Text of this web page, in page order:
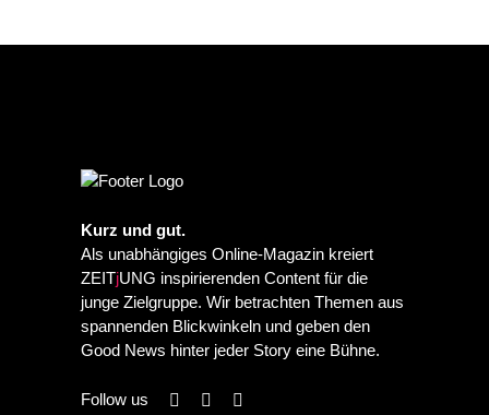
Kurz und gut.
Als unabhängiges Online-Magazin kreiert
ZEITjUNG inspirierenden Content für die
junge Zielgruppe. Wir betrachten Themen aus
spannenden Blickwinkeln und geben den
Good News hinter jeder Story eine Bühne.
Follow us